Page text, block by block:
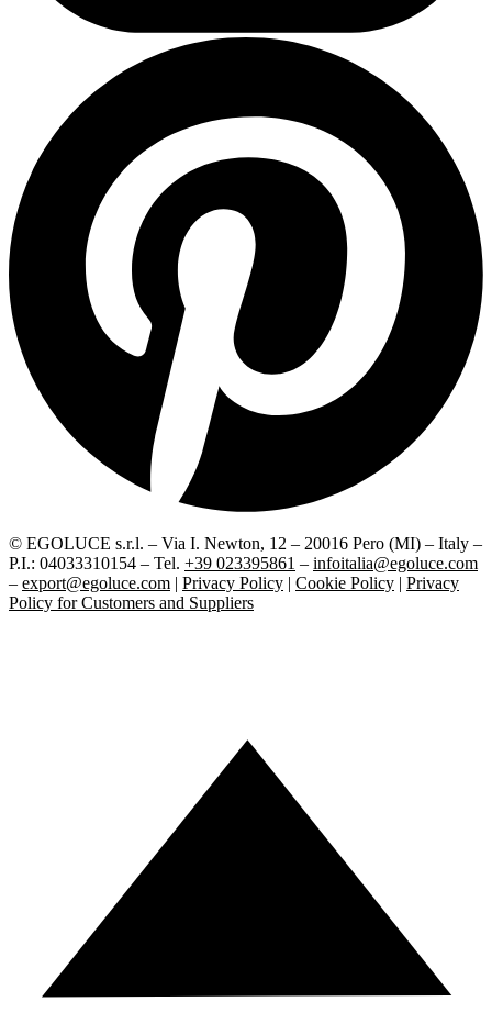
© EGOLUCE s.r.l. – Via I. Newton, 12 – 20016 Pero (MI) – Italy –
P.I.: 04033310154 – Tel. +39 023395861 – infoitalia@egoluce.com
– export@egoluce.com | Privacy Policy | Cookie Policy | Privacy
Policy for Customers and Suppliers